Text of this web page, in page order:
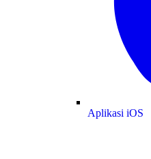
Aplikasi iOS